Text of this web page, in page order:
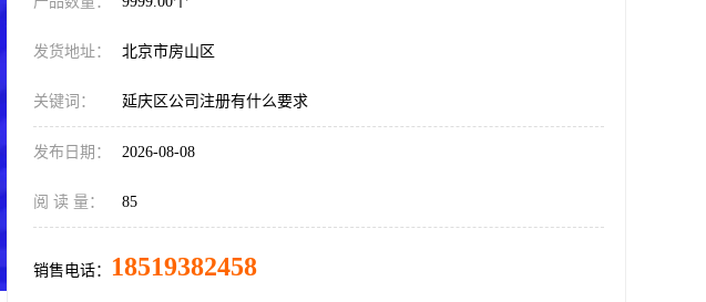
发货地址： 北京市房山区
关键词： 延庆区公司注册有什么要求
发布日期： 2026-08-08
阅 读 量： 85
销售电话： 18519382458